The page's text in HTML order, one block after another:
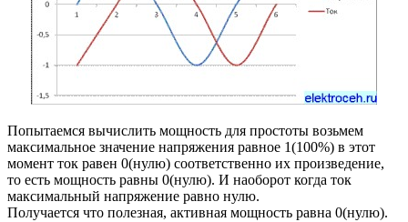
Попытаемся вычислить мощность для простоты возьмем
максимальное значение напряжения равное 1(100%) в этот
момент ток равен 0(нулю) соответственно их произведение,
то есть мощность равны 0(нулю). И наоборот когда ток
максимальный напряжение равно нулю.
Получается что полезная, активная мощность равна 0(нулю).